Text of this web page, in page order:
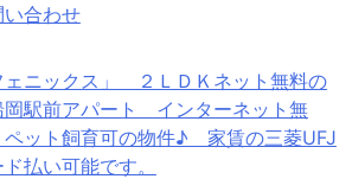
い合わせ
ェニックス」 ２ＬＤＫネット無料の
岡駅前アパート インターネット無
ペット飼育可の物件♪ 家賃の三菱UFJ
払い可能です。